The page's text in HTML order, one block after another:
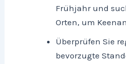
Frühjahr und
Orten, um
Überprüfen Sie
bevorzugte